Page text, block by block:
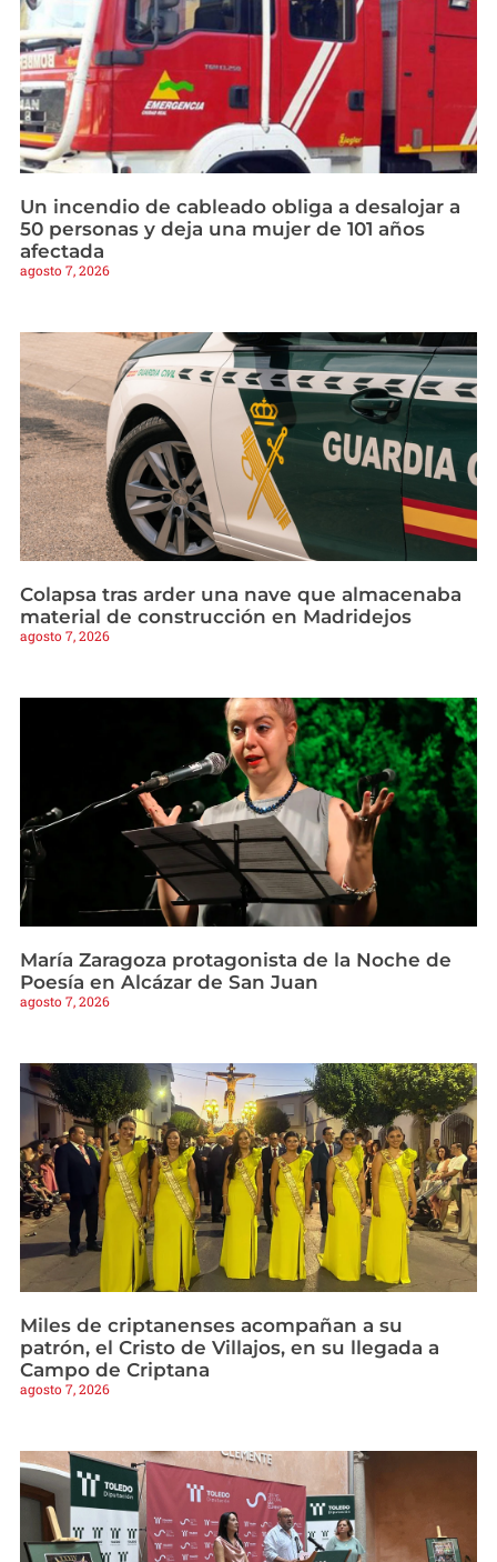
Un incendio de cableado obliga a desalojar a
50 personas y deja una mujer de 101 años
afectada
agosto 7, 2026
Colapsa tras arder una nave que almacenaba
material de construcción en Madridejos
agosto 7, 2026
María Zaragoza protagonista de la Noche de
Poesía en Alcázar de San Juan
agosto 7, 2026
Miles de criptanenses acompañan a su
patrón, el Cristo de Villajos, en su llegada a
Campo de Criptana
agosto 7, 2026